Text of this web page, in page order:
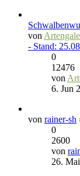
von
- Stand:
0
12476
von
6. Jun
von rainer-sh
0
2600
von
26.